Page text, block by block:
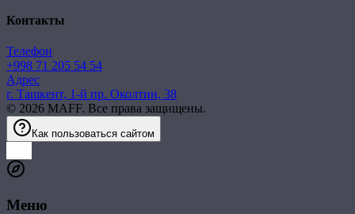
Контакты
Телефон
+998 71 205 54 54
Адрес
г. Ташкент, 1-й пр. Околтин, 38
© 2026 MAFF. Все права защищены.
Как пользоваться сайтом
Меню